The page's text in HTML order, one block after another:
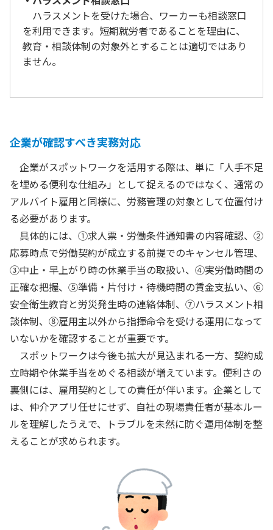
ハラスメントを受けた場合、ワーカーも相談窓口
を利用できます。短期就労者であることを理由に、
教育・相談体制の対象外とすることは適切ではあり
ません。
企業が確認すべき実務対応
企業がスポットワークを活用する際は、単に「人手不足
を埋める便利な仕組み」として捉えるのではなく、通常の
アルバイト雇用と同様に、労務管理の対象として位置付け
る必要があります。
具体的には、①求人票・労働条件通知書の内容確認、②
応募時点で労働契約が成立する前提でのキャンセル管理、
③中止・早上がり時の休業手当の取扱い、④実労働時間の
正確な把握、⑤準備・片付け・待機時間の賃金支払い、⑥
安全衛生教育と労災発生時の連絡体制、⑦ハラスメント相
談体制、⑧雇用主以外から指揮命令を受ける運用になって
いないかを確認することが重要です。
スポットワークは今後も拡大が見込まれる一方、契約成
立時期や休業手当をめぐる相談が増えています。便利さの
裏側には、雇用契約としての責任が伴います。企業として
は、仲介アプリ任せにせず、自社の現場責任者が基本ルー
ルを理解したうえで、トラブルを未然に防ぐ運用体制を整
えることが求められます。